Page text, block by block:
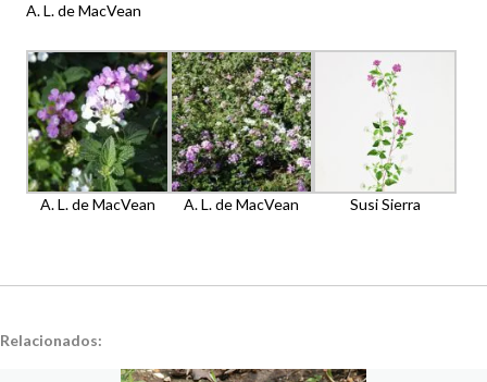
A. L. de MacVean
A. L. de MacVean A. L. de MacVean Susi Sierra
Relacionados: